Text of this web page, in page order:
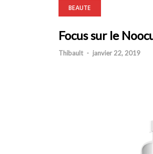
BEAUTE
Focus sur le
Thibault - janvier 22, 2019